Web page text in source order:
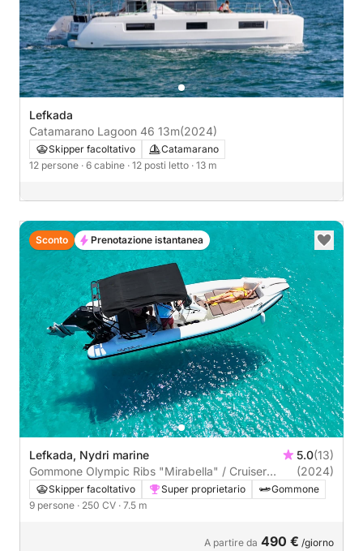
Lefkada
Catamarano Lagoon 46 13m(2024)
Skipper facoltativo
Catamarano
12 persone · 6 cabine · 12 posti letto · 13 m
Lefkada, Nydri marine 5.0(13)
Gommone Olympic Ribs "Mirabella" / Cruiser
250CV
(2024)
Skipper facoltativo Super proprietario
Gommone
9 persone · 250 CV · 7.5 m
A partire da 490 € /giorno
Sconto Prenotazione istantanea